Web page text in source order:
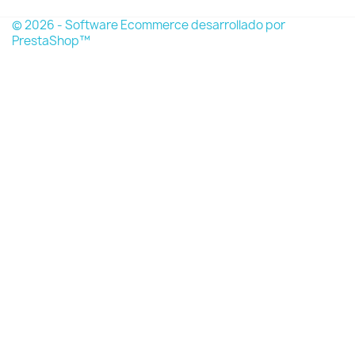
© 2026 - Software Ecommerce desarrollado por
PrestaShop™